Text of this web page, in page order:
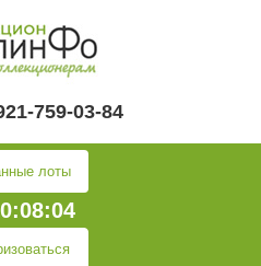
759-03-84
лоты